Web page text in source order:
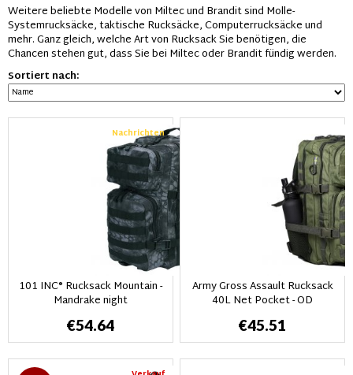
Weitere beliebte Modelle von Miltec und Brandit sind Molle-
Systemrucksäcke, taktische Rucksäcke, Computerrucksäcke und
mehr. Ganz gleich, welche Art von Rucksack Sie benötigen, die
Chancen stehen gut, dass Sie bei Miltec oder Brandit fündig werden.
Sortiert nach:
Nachrichten
101 INC® Rucksack Mountain -
Mandrake night
€54.64
Army Gross Assault Rucksack
40L Net Pocket - OD
€45.51